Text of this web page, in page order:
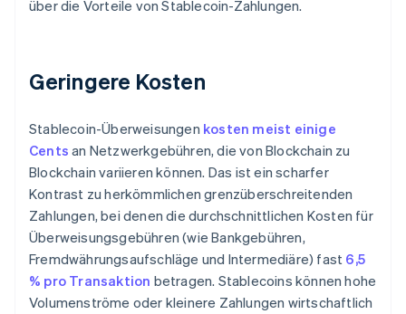
über die Vorteile von Stablecoin-Zahlungen.
Geringere Kosten
Stablecoin-Überweisungen kosten meist einige
Cents an Netzwerkgebühren, die von Blockchain zu
Blockchain variieren können. Das ist ein scharfer
Kontrast zu herkömmlichen grenzüberschreitenden
Zahlungen, bei denen die durchschnittlichen Kosten für
Überweisungsgebühren (wie Bankgebühren,
Fremdwährungsaufschläge und Intermediäre) fast 6,5
% pro Transaktion betragen. Stablecoins können hohe
Volumenströme oder kleinere Zahlungen wirtschaftlich